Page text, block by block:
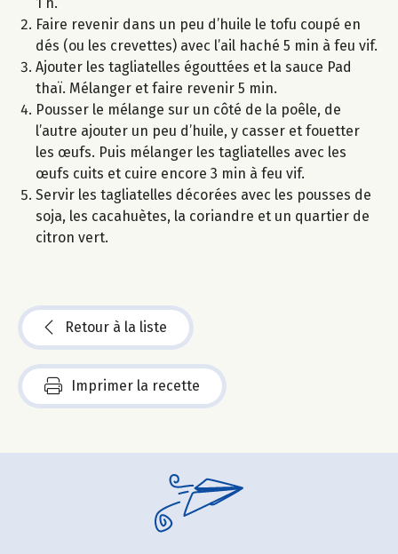
Faire revenir dans un peu d’huile le tofu coupé en
dés (ou les crevettes) avec l’ail haché 5 min à feu vif.
Ajouter les tagliatelles égouttées et la sauce Pad
thaï. Mélanger et faire revenir 5 min.
Pousser le mélange sur un côté de la poêle, de
l’autre ajouter un peu d’huile, y casser et fouetter
les œufs. Puis mélanger les tagliatelles avec les
œufs cuits et cuire encore 3 min à feu vif.
Servir les tagliatelles décorées avec les pousses de
soja, les cacahuètes, la coriandre et un quartier de
citron vert.
Retour à la liste
Imprimer la recette